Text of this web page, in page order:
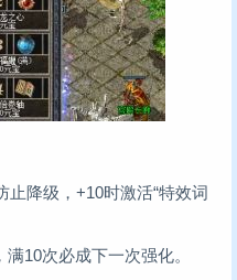
止降级，+10时激活“特效词
10次必成下一次强化。